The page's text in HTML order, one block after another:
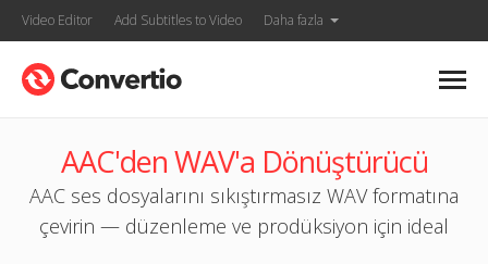
Video Editor Add Subtitles to Video Daha fazla
AAC'den WAV'a Dönüştürücü
AAC ses dosyalarını sıkıştırmasız WAV formatına
çevirin — düzenleme ve prodüksiyon için ideal